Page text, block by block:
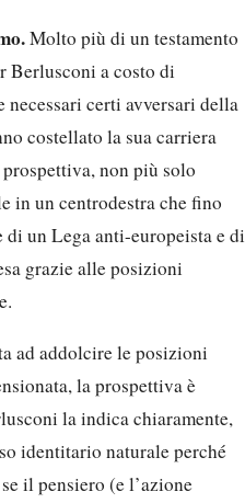
Molto più di un testamento
Berlusconi a costo di
necessari certi avversari della
costellato la sua carriera
non più solo
in un centrodestra che fino
un Lega anti-europeista e di
grazie alle posizioni
ad addolcire le posizioni
la prospettiva è
la indica chiaramente,
identitario naturale perché
il pensiero (e l’azione